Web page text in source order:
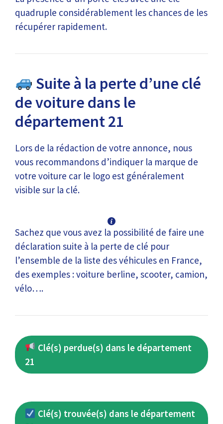
quadruple considérablement les chances de les
récupérer rapidement.
Suite à la perte d’une clé
de voiture dans le
département 21
Lors de la rédaction de votre annonce, nous
vous recommandons d’indiquer la marque de
votre voiture car le logo est généralement
visible sur la clé.
Sachez que vous avez la possibilité de faire une
déclaration suite à la perte de clé pour
l’ensemble de la liste des véhicules en France,
des exemples : voiture berline, scooter, camion,
vélo….
Clé(s) perdue(s) dans le département
21
Clé(s) trouvée(s) dans le département